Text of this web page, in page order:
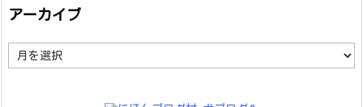
アーカイブ
ー
カ